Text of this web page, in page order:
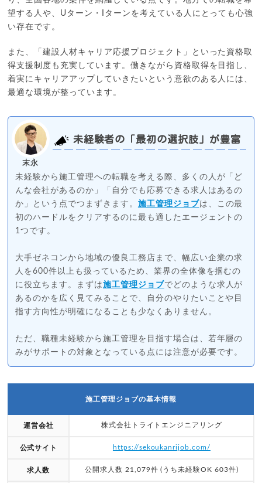
望する人や、Uターン・Iターンを考えている人にとっても心強
い存在です。
また、「建設人材キャリア応援プロジェクト」といった資格取
得支援制度も充実しています。働きながら資格取得を目指し、
着実にキャリアアップしていきたいという意欲のある人には、
最適な環境が整っています。
末永
未経験者の「最初の選択肢」が豊富
未経験から施工管理への転職を考える際、多くの人が「ど
んな会社があるのか」「自分でも応募できる求人はあるの
か」という点でつまずきます。 施工管理ジョブは、この最
初のハードルをクリアするのに最も適したエージェントの
1つです。
大手ゼネコンから地域の優良工務店まで、幅広い企業の求
人を600件以上も扱っているため、業界の全体像を掴むの
に役立ちます。まずは施工管理ジョブでどのような求人が
あるのかを広く見てみることで、自分のやりたいことや目
指す方向性が明確になることも少なくありません。
ただ、職種未経験から施工管理を目指す場合は、若年層の
みがサポートの対象となっている点には注意が必要です。
施工管理ジョブの基本情報
運営会社 株式会社トライトエンジニアリング
公式サイト https://sekoukanrijob.com/
求人数 公開求人数 21,079件 (うち未経験OK 603件)